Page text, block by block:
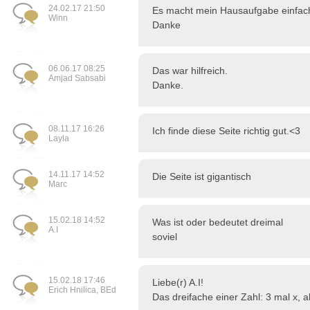
24.02.17 21:50
Winn
Es macht mein Hausaufgabe
Danke
06.06.17 08:25
Amjad Sabsabi
Das war hilfreich.
Danke.
08.11.17 16:26
Layla
Ich finde diese Seite richtig gut.<3
14.11.17 14:52
Marc
Die Seite ist gigantisch
15.02.18 14:52
A.I
Was ist oder bedeutet dreimal
soviel
15.02.18 17:46
Erich Hnilica, BEd
Liebe(r) A.I!
Das dreifache einer Zahl: 3 mal x,